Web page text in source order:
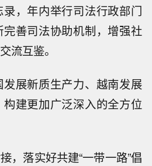
，年内举行司法行政部门
善司法协助机制，增强社
流互鉴。
展新质生产力、越南发展
建更加广泛深入的全方位
，落实好共建“一带一路”倡